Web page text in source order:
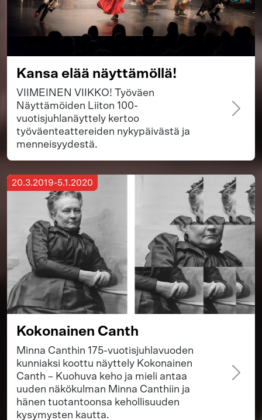
Kansa elää näyttämöllä!
VIIMEINEN VIIKKO! Työväen
Näyttämöiden Liiton 100-
vuotisjuhlanäyttely kertoo
työväenteattereiden nykypäivästä ja
menneisyydestä.
20.3.2019-5.1.2020
Kokonainen Canth
Minna Canthin 175-vuotisjuhlavuoden
kunniaksi koottu näyttely Kokonainen
Canth – Kuohuva keho ja mieli antaa
uuden näkökulman Minna Canthiin ja
hänen tuotantoonsa kehollisuuden
kysymysten kautta.